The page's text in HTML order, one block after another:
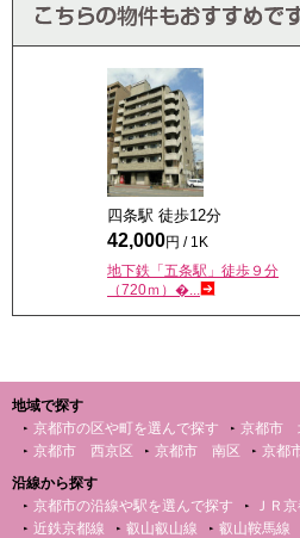
四条駅 徒歩12分
42,000円 / 1K
地下鉄「五条駅」徒歩９分
（720ｍ）�...
地域で探す
京都市の区や町を選んで探す
京都市
京都市 西京区
京都市 南区 京都
沿線から探す
京都市の沿線や駅を選んで探す
ＪＲ
近鉄京都線
叡山叡山線 叡山鞍馬線